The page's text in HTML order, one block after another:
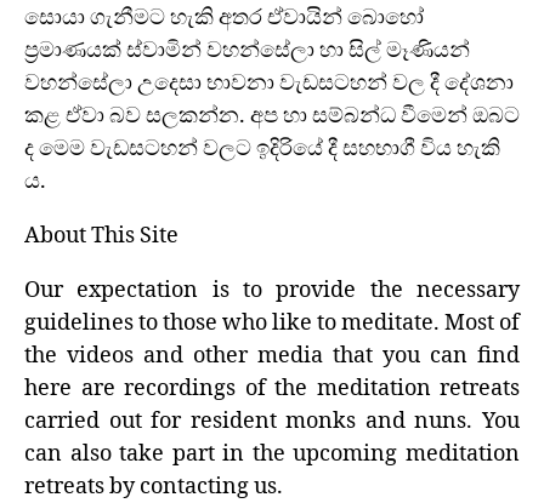
සොයා ගැනීමට හැකි අතර ඒවායින් බොහෝ
ප්‍රමාණයක් ස්වාමින් වහන්සේලා හා සිල් මෑණියන්
වහන්සේලා උදෙසා භාවනා වැඩසටහන් වල දී දේශනා
කළ ඒවා බව සලකන්න. අප හා සම්බන්ධ වීමෙන් ඔබට
ද මෙම වැඩසටහන් වලට ඉදිරියේ දී සහභාගී විය හැකි
ය.
About This Site
Our expectation is to provide the necessary
guidelines to those who like to meditate. Most of
the videos and other media that you can find
here are recordings of the meditation retreats
carried out for resident monks and nuns. You
can also take part in the upcoming meditation
retreats by contacting us.